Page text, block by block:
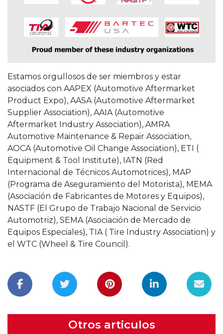
Estamos orgullosos de ser miembros y estar
asociados con AAPEX (Automotive Aftermarket
Product Expo), AASA (Automotive Aftermarket
Supplier Association), AAIA (Automotive
Aftermarket Industry Association), AMRA
Automotive Maintenance & Repair Association,
AOCA (Automotive Oil Change Association), ETI (
Equipment & Tool Institute), IATN (Red
Internacional de Técnicos Automotrices), MAP
(Programa de Aseguramiento del Motorista), MEMA
(Asociación de Fabricantes de Motores y Equipos),
NASTF (El Grupo de Trabajo Nacional de Servicio
Automotriz), SEMA (Asociación de Mercado de
Equipos Especiales), TIA ( Tire Industry Association) y
el WTC (Wheel & Tire Council).
Otros articulos